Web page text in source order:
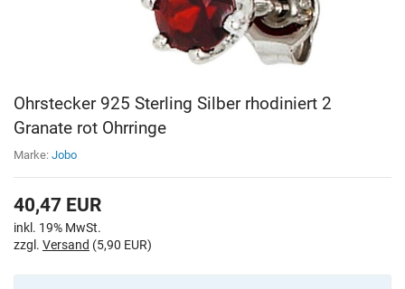
Ohrstecker 925 Sterling Silber rhodiniert 2
Granate rot Ohrringe
Marke: Jobo
40,47 EUR
inkl. 19% MwSt.
zzgl. Versand (5,90 EUR)